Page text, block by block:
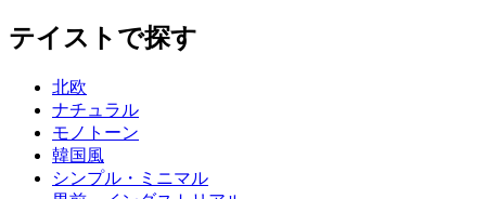
テイストで探す
北欧
ナチュラル
モノトーン
韓国風
シンプル・ミニマル